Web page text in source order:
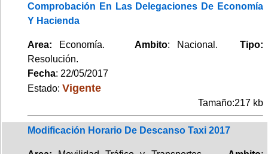
Comprobación En Las Delegaciones De Economía
Y Hacienda
Area: Economía. Ambito: Nacional.Tipo:
Resolución.
Fecha: 22/05/2017
Estado: Vigente
Tamaño:217 kb
Modificación Horario De Descanso Taxi 2017